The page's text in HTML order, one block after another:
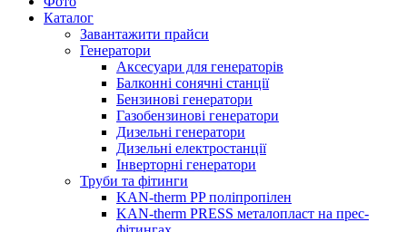
Каталог
Завантажити прайси
Генератори
Аксесуари для генераторів
Балконні сонячні станції
Бензинові генератори
Газобензинові генератори
Дизельні генератори
Дизельні електростанції
Інверторні генератори
Труби та фітинги
KAN-therm PP поліпропілен
KAN-therm PRESS металопласт на прес-